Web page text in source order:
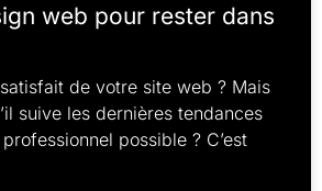
web pour rester dans
de votre site web ? Mais
suive les dernières tendances
possible ? C’est